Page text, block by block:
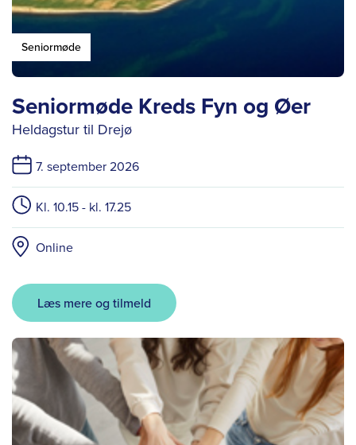
Seniormøde
Seniormøde Kreds Fyn og Øer
Heldagstur til Drejø
7. september 2026
Kl. 10.15 - kl. 17.25
Online
Læs mere og tilmeld